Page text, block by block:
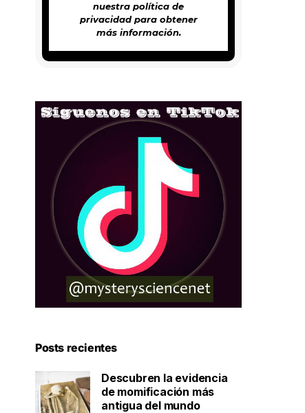
nuestra política de
privacidadpara obtener
más información.
Posts recientes
Descubren la evidencia
de momificación más
antigua del mundo